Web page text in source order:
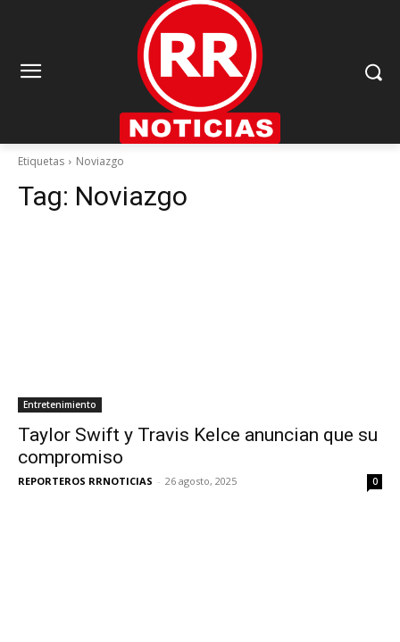
Etiquetas Noviazgo
Tag: Noviazgo
Entretenimiento
Taylor Swift y Travis Kelce anuncian que su
compromiso
REPORTEROS RRNOTICIAS - 26 agosto, 2025 0